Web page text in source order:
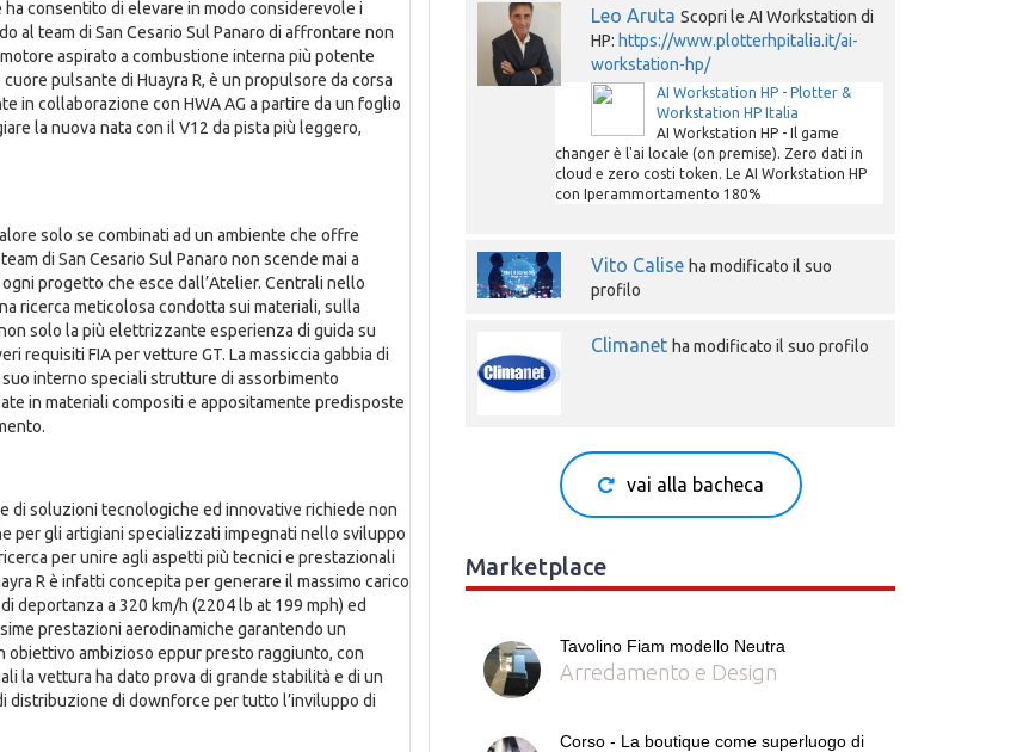
consentito di elevare in modo considerevole i
al team di San Cesario Sul Panaro di affrontare non
aspirato a combustione interna più potente
pulsante di Huayra R, è un propulsore da corsa
in collaborazione con HWA AG a partire da un foglio
la nuova nata con il V12 da pista più leggero,
solo se combinati ad un ambiente che offre
di San Cesario Sul Panaro non scende mai a
progetto che esce dall’Atelier. Centrali nello
ricerca meticolosa condotta sui materiali, sulla
solo la più elettrizzante esperienza di guida su
requisiti FIA per vetture GT. La massiccia gabbia di
interno speciali strutture di assorbimento
in materiali compositi e appositamente predisposte
di soluzioni tecnologiche ed innovative richiede non
per gli artigiani specializzati impegnati nello sviluppo
per unire agli aspetti più tecnici e prestazionali
R è infatti concepita per generare il massimo carico
deportanza a 320 km/h (2204 lb at 199 mph) ed
prestazioni aerodinamiche garantendo un
obiettivo ambizioso eppur presto raggiunto, con
la vettura ha dato prova di grande stabilità e di un
distribuzione di downforce per tutto l’inviluppo di
Leo Aruta Scopri le AI Workstation di
HP: https://www.plotterhpitalia.it/ai-
workstation-hp/
AI Workstation HP - Plotter &
Workstation HP Italia
AI Workstation HP - Il game
changer è l'ai locale (on premise). Zero dati in
cloud e zero costi token. Le AI Workstation HP
con Iperammortamento 180%
Vito Calise ha modificato il suo
profilo
Climanet ha modificato il suo profilo
vai alla bacheca
Marketplace
Tavolino Fiam modello Neutra
Arredamento e Design
Corso - La boutique come superluogo di